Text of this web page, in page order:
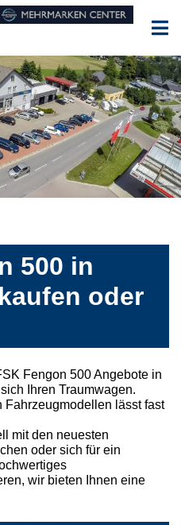
500 in
oder
Fengon 500 Angebote in
Ihren Traumwagen.
Fahrzeugmodellen lässt fast
mit den neuesten
oder sich für ein
wir bieten Ihnen eine